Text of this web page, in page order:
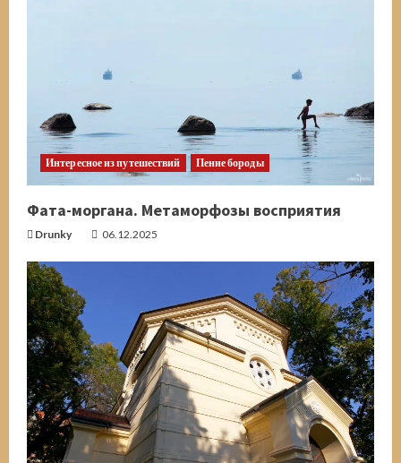
Интересное из путешествий Пение бороды
Фата-моргана. Метаморфозы восприятия
Drunky 06.12.2025